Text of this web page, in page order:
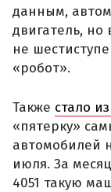
данным,
двигатель, но
не
«робот».
Также стало
«пятерку»
автомобилей
июля. За
4051 такую